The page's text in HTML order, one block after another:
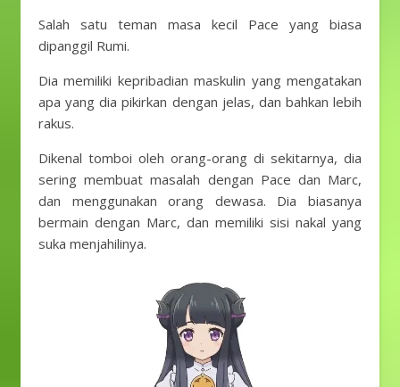
Salah satu teman masa kecil Pace yang biasa
dipanggil Rumi.
Dia memiliki kepribadian maskulin yang mengatakan
apa yang dia pikirkan dengan jelas, dan bahkan lebih
rakus.
Dikenal tomboi oleh orang-orang di sekitarnya, dia
sering membuat masalah dengan Pace dan Marc,
dan menggunakan orang dewasa. Dia biasanya
bermain dengan Marc, dan memiliki sisi nakal yang
suka menjahilinya.